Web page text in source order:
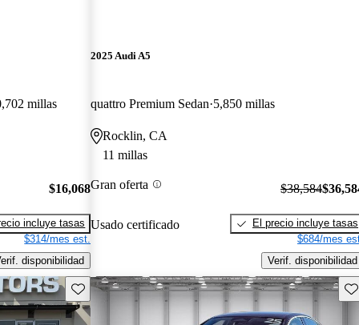
millas
$16,068
incluye tasas
$314/mes est.
disponibilidad
2025 Audi A5
quattro Premium Sedan 5,850 millas
Rocklin, CA
11 millas
Gran oferta
Usado certificado
$38,584
El precio incluye tasas
$684/mes
Verif. disponibilidad
Guarda este Aviso